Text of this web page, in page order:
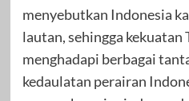
menyebutkan Indonesia
lautan, sehingga kekuatan
menghadapi berbagai
kedaulatan perairan